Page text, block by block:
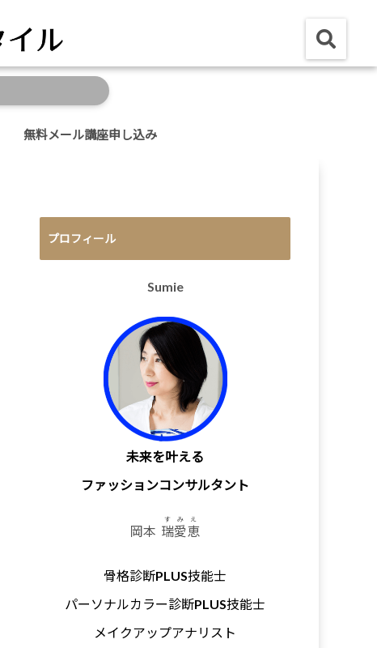
無料メール講座申し込み
プロフィール
Sumie
未来を叶える
ファッションコンサルタント
岡本 瑞愛恵
すみえ
骨格診断PLUS技能士
パーソナルカラー診断PLUS技能士
メイクアップアナリスト